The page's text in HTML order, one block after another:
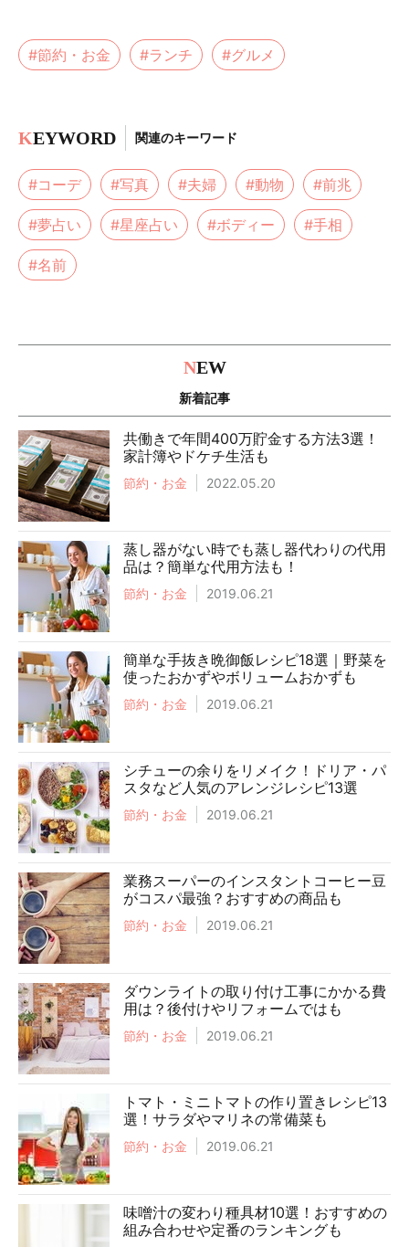
#節約・お金 #ランチ #グルメ
KEYWORD 関連のキーワード
#コーデ #写真 #夫婦 #動物 #前兆
#夢占い #星座占い #ボディー #手相
#名前
NEW
新着記事
共働きで年間400万貯金する方法3選！
家計簿やドケチ生活も
節約・お金 2022.05.20
蒸し器がない時でも蒸し器代わりの代用
品は？簡単な代用方法も！
節約・お金 2019.06.21
簡単な手抜き晩御飯レシピ18選｜野菜を
使ったおかずやボリュームおかずも
節約・お金 2019.06.21
シチューの余りをリメイク！ドリア・パ
スタなど人気のアレンジレシピ13選
節約・お金 2019.06.21
業務スーパーのインスタントコーヒー豆
がコスパ最強？おすすめの商品も
節約・お金 2019.06.21
ダウンライトの取り付け工事にかかる費
用は？後付けやリフォームではも
節約・お金 2019.06.21
トマト・ミニトマトの作り置きレシピ13
選！サラダやマリネの常備菜も
節約・お金 2019.06.21
味噌汁の変わり種具材10選！おすすめの
組み合わせや定番のランキングも